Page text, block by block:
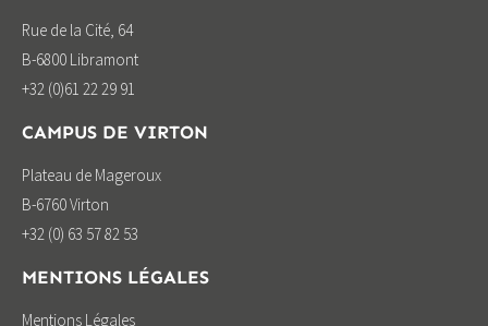
Rue de la Cité, 64
B-6800 Libramont
+32 (0)61 22 29 91
CAMPUS DE VIRTON
Plateau de Mageroux
B-6760 Virton
+32 (0) 63 57 82 53
MENTIONS LÉGALES
Mentions Légales